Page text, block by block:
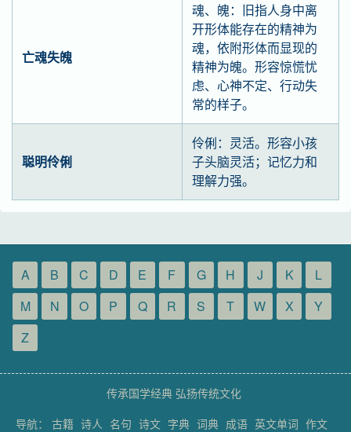
亡魂失魄
魂、魄：旧指人身中离
开形体能存在的精神为
魂，依附形体而显现的
精神为魄。形容惊慌忧
虑、心神不定、行动失
常的样子。
聪明伶俐
伶俐：灵活。形容小孩
子头脑灵活；记忆力和
理解力强。
A B C D E F G H J K
L
M
N O P Q R S T W X
Y
Z
传承国学经典 弘扬传统文化
导航： 古籍 诗人 名句 诗文 字典 词典 成语 英文单词 作文